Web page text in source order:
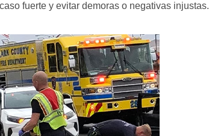
fuerte y evitar demoras o negativas injustas.